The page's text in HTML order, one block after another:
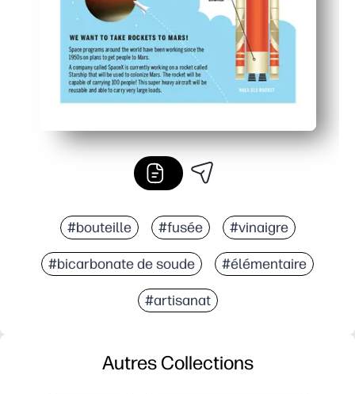
#bouteille #fusée #vinaigre
#bicarbonate de soude #élémentaire
#artisanat
Autres Collections